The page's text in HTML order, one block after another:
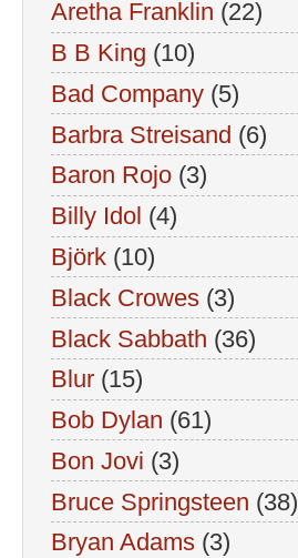
Aretha Franklin (22)
B B King (10)
Bad Company (5)
Barbra Streisand (6)
Baron Rojo (3)
Billy Idol (4)
Björk (10)
Black Crowes (3)
Black Sabbath (36)
Blur (15)
Bob Dylan (61)
Bon Jovi (3)
Bruce Springsteen (38)
Bryan Adams (3)